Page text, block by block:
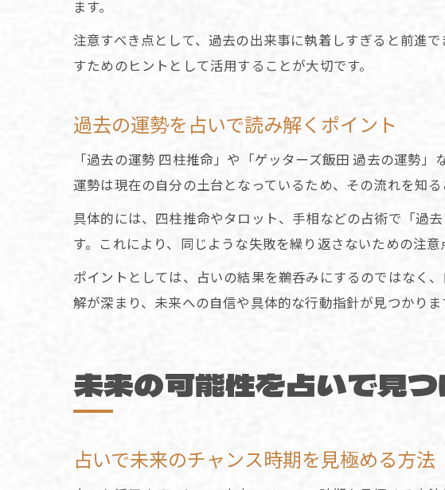
ます。
注意すべき点として、過去の出来事に執着しすぎると前進
すためのヒントとして活用することが大切です。
過去の運勢を占いで読み解くポイント
「過去の運勢 四柱推命」や「ゲッターズ飯田 過去の運勢
運勢は現在の自分の土台となっているため、その流れを知
具体的には、四柱推命やタロット、手相などの占術で「過
す。これにより、同じような失敗を繰り返さないための注
ポイントとしては、占いの結果を鵜呑みにするのではなく
解が深まり、未来への自信や具体的な行動指針が見つかりま
未来の可能性を占いで見
占いで未来のチャンス時期を見極める方法